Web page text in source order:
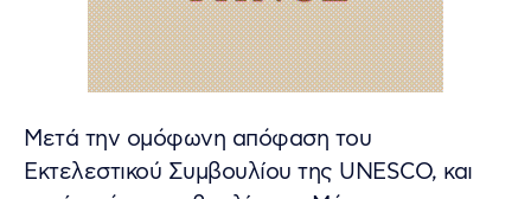
Μετά την ομόφωνη απόφαση του
Εκτελεστικού Συμβουλίου της UNESCO, και